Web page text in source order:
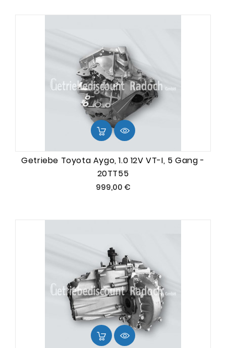
Getriebe Toyota Aygo, 1.0 12V VT-I, 5 Gang -
20TT55
999,00 €Preis